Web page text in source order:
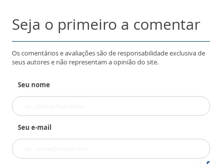
Seja o primeiro a comentar
Os comentários e avaliações são de responsabilidade exclusiva de
seus autores e não representam a opinião do site.
Seu nome
Seu e-mail